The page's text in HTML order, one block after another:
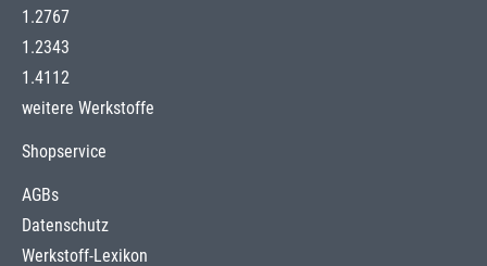
1.2767
1.2343
1.4112
weitere Werkstoffe
Shopservice
AGBs
Datenschutz
Werkstoff-Lexikon